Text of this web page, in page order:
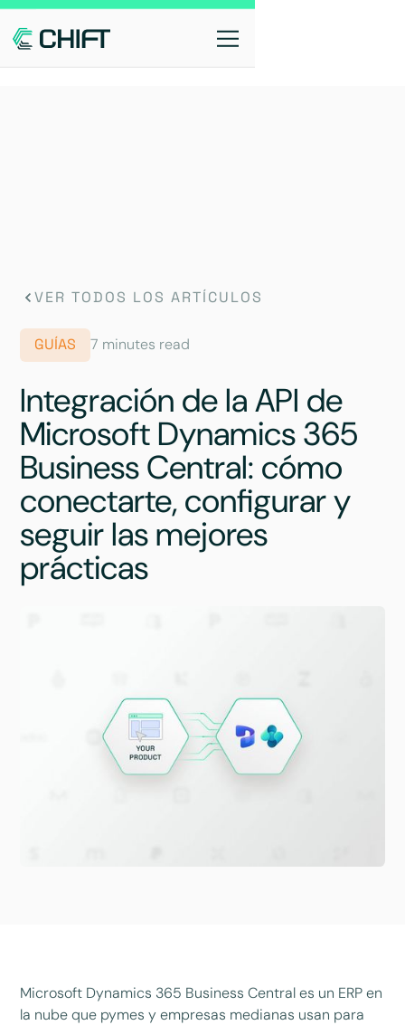
VER TODOS LOS ARTÍCULOS
GUÍAS 7 minutes read
Integración de la API de
Microsoft Dynamics 365
Business Central: cómo
conectarte, configurar y
seguir las mejores
prácticas
Microsoft Dynamics 365 Business Central es un ERP en
la nube que pymes y empresas medianas usan para